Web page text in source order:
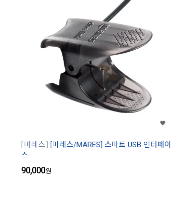
마레스
[마레스/MARES] 스마트 USB 인터페이
스
90,000원